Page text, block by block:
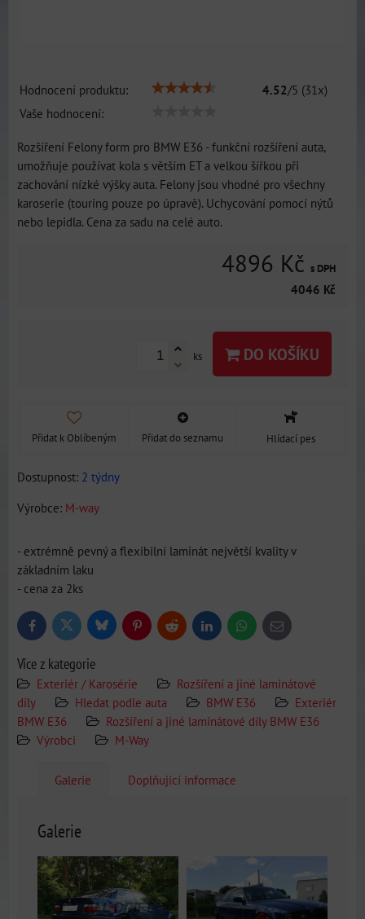
Hodnocení produktu: 4.52/5 (31x)
Vaše hodnocení:
Rozšíření Felony form pro BMW E36 - funkční rozšíření auta,
umožňuje používat kola s větším ET a velkou šířkou při
zachování nízké výšky auta. Felony jsou vhodné pro všechny
karoserie (touring pouze po úpravě). Uchycování pomocí nýtů
nebo lepidla. Cena za sadu na celé auto.
4896 Kč s DPH
4046 Kč
ks DO KOŠÍKU
Přidat k Oblíbeným Přidat do seznamu Hlídací pes
Dostupnost: 2 týdny
Výrobce: M-way
- extrémně pevný a flexibilní laminát největší kvality v
základním laku
- cena za 2ks
FacebookTwitter BlueskyPinterestReddit LinkedInWhatsApp
E-
mail
Více z kategorie
Exteriér / Karosérie
Rozšíření a jiné laminátové
díly
Hledat podle auta BMW E36
Exteriér
BMW E36
Rozšíření a jiné laminátové díly BMW E36
Výrobci
M-Way
Galerie Doplňující informace
Galerie